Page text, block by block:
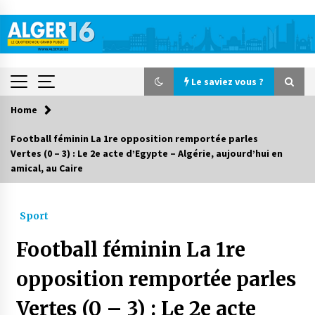
content
Le saviez vous ?
Le saviez vous ?
Accidents de la circulation : 11 décès et 243
2 jours ago
Parking de la Promenade des Sablettes : Mis en
service de bornes automatiques
Home
Football féminin La 1re opposition remportée parles
Vertes (0 – 3) : Le 2e acte d’Egypte – Algérie, aujourd’hui en
amical, au Caire
Sport
Football féminin La 1re
opposition remportée parles
Vertes (0 – 3) : Le 2e acte